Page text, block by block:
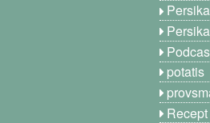
Persika
potatis